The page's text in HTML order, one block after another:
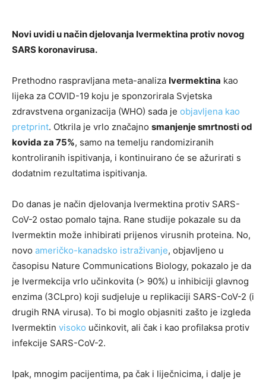
Novi uvidi u način djelovanja Ivermektina protiv novog
SARS koronavirusa.
Prethodno raspravljana meta-analiza Ivermektina kao
lijeka za COVID-19 koju je sponzorirala Svjetska
zdravstvena organizacija (WHO) sada je objavljena kao
pretprint. Otkrila je vrlo značajno smanjenje smrtnosti od
kovida za 75%, samo na temelju randomiziranih
kontroliranih ispitivanja, i kontinuirano će se ažurirati s
dodatnim rezultatima ispitivanja.
Do danas je način djelovanja Ivermektina protiv SARS-
CoV-2 ostao pomalo tajna. Rane studije pokazale su da
Ivermektin može inhibirati prijenos virusnih proteina. No,
novo američko-kanadsko istraživanje, objavljeno u
časopisu Nature Communications Biology, pokazalo je da
je Ivermekcija vrlo učinkovita (> 90%) u inhibiciji glavnog
enzima (3CLpro) koji sudjeluje u replikaciji SARS-CoV-2 (i
drugih RNA virusa). To bi moglo objasniti zašto je izgleda
Ivermektin visoko učinkovit, ali čak i kao profilaksa protiv
infekcije SARS-CoV-2.
Ipak, mnogim pacijentima, pa čak i liječnicima, i dalje je